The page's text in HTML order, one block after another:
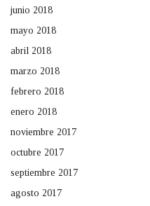
junio 2018
mayo 2018
abril 2018
marzo 2018
febrero 2018
enero 2018
noviembre 2017
octubre 2017
septiembre 2017
agosto 2017